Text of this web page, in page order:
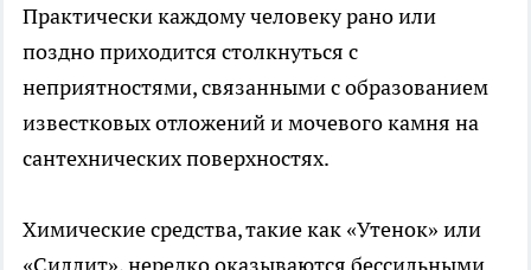
Практически каждому человеку рано или
поздно приходится столкнуться с
неприятностями, связанными с образованием
известковых отложений и мочевого камня на
сантехнических поверхностях.
Химические средства, такие как «Утенок» или
«Силлит», нередко оказываются бессильными